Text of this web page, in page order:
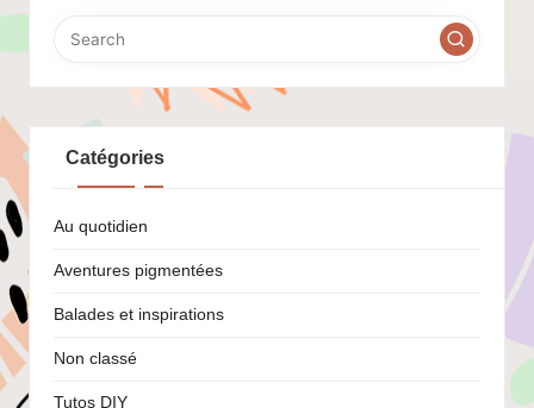
Catégories
Au quotidien
Aventures pigmentées
Balades et inspirations
Non classé
Tutos DIY